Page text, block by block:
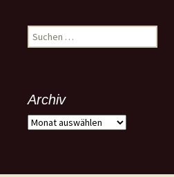
Suchen
nach:
Archiv
Archiv